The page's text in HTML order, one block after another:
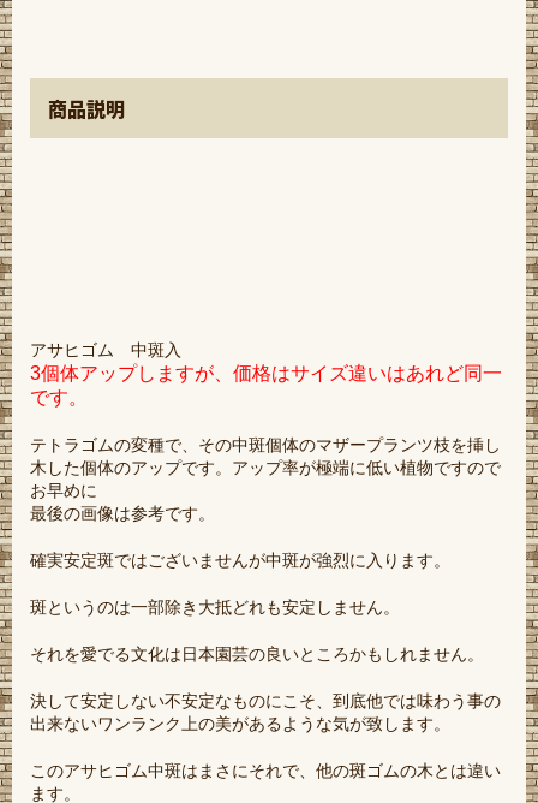
商品説明
アサヒゴム 中斑入
3個体アップしますが、価格はサイズ違いはあれど同一
です。
テトラゴムの変種で、その中斑個体のマザープランツ枝を挿し
木した個体のアップです。アップ率が極端に低い植物ですので
お早めに
最後の画像は参考です。
確実安定斑ではございませんが中斑が強烈に入ります。
斑というのは一部除き大抵どれも安定しません。
それを愛でる文化は日本園芸の良いところかもしれません。
決して安定しない不安定なものにこそ、到底他では味わう事の
出来ないワンランク上の美があるような気が致します。
このアサヒゴム中斑はまさにそれで、他の斑ゴムの木とは違い
ます。